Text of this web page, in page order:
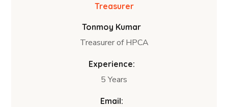
Treasurer
Tonmoy Kumar
Treasurer of HPCA
Experience:
5 Years
Email: